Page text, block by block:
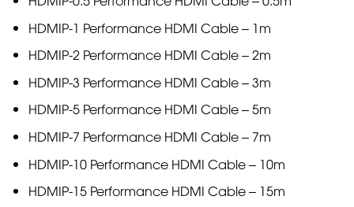
HDMIP-1 Performance HDMI Cable – 1m
HDMIP-2 Performance HDMI Cable – 2m
HDMIP-3 Performance HDMI Cable – 3m
HDMIP-5 Performance HDMI Cable – 5m
HDMIP-7 Performance HDMI Cable – 7m
HDMIP-10 Performance HDMI Cable – 10m
HDMIP-15 Performance HDMI Cable – 15m